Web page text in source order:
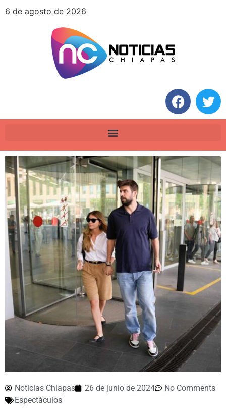
6 de agosto de 2026
Noticias Chiapas 26 de junio de 2024
No Comments
Espectáculos